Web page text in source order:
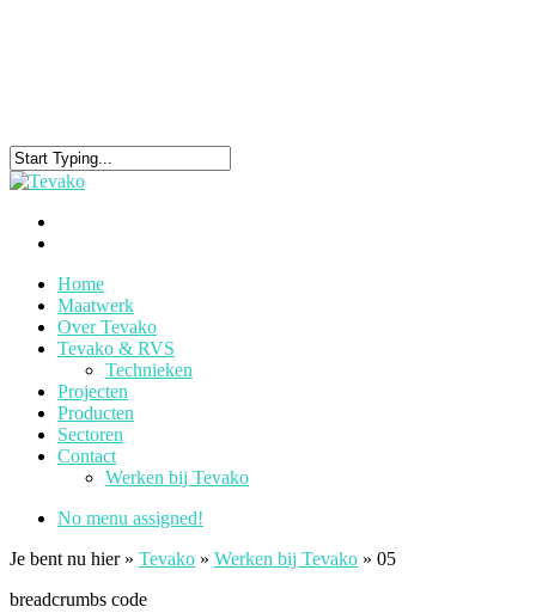
Home
Maatwerk
Over Tevako
Tevako & RVS
Technieken
Projecten
Producten
Sectoren
Contact
Werken bij Tevako
No menu assigned!
Je bent nu hier » Tevako » Werken bij Tevako » 05
breadcrumbs code